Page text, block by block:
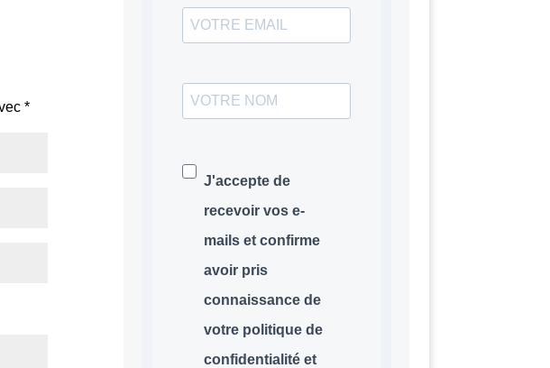
*
J'accepte de
recevoir vos e-
mails et confirme
avoir pris
connaissance de
votre politique de
confidentialité et